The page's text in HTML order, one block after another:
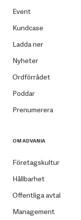
Event
Kundcase
Ladda ner
Nyheter
Ordförrådet
Poddar
Prenumerera
OM ADVANIA
Företagskultur
Hållbarhet
Offentliga avtal
Management